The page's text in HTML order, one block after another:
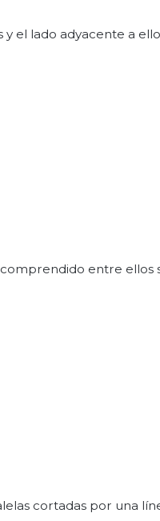
y el lado adyacente a
comprendido entre ellos
cortadas por una